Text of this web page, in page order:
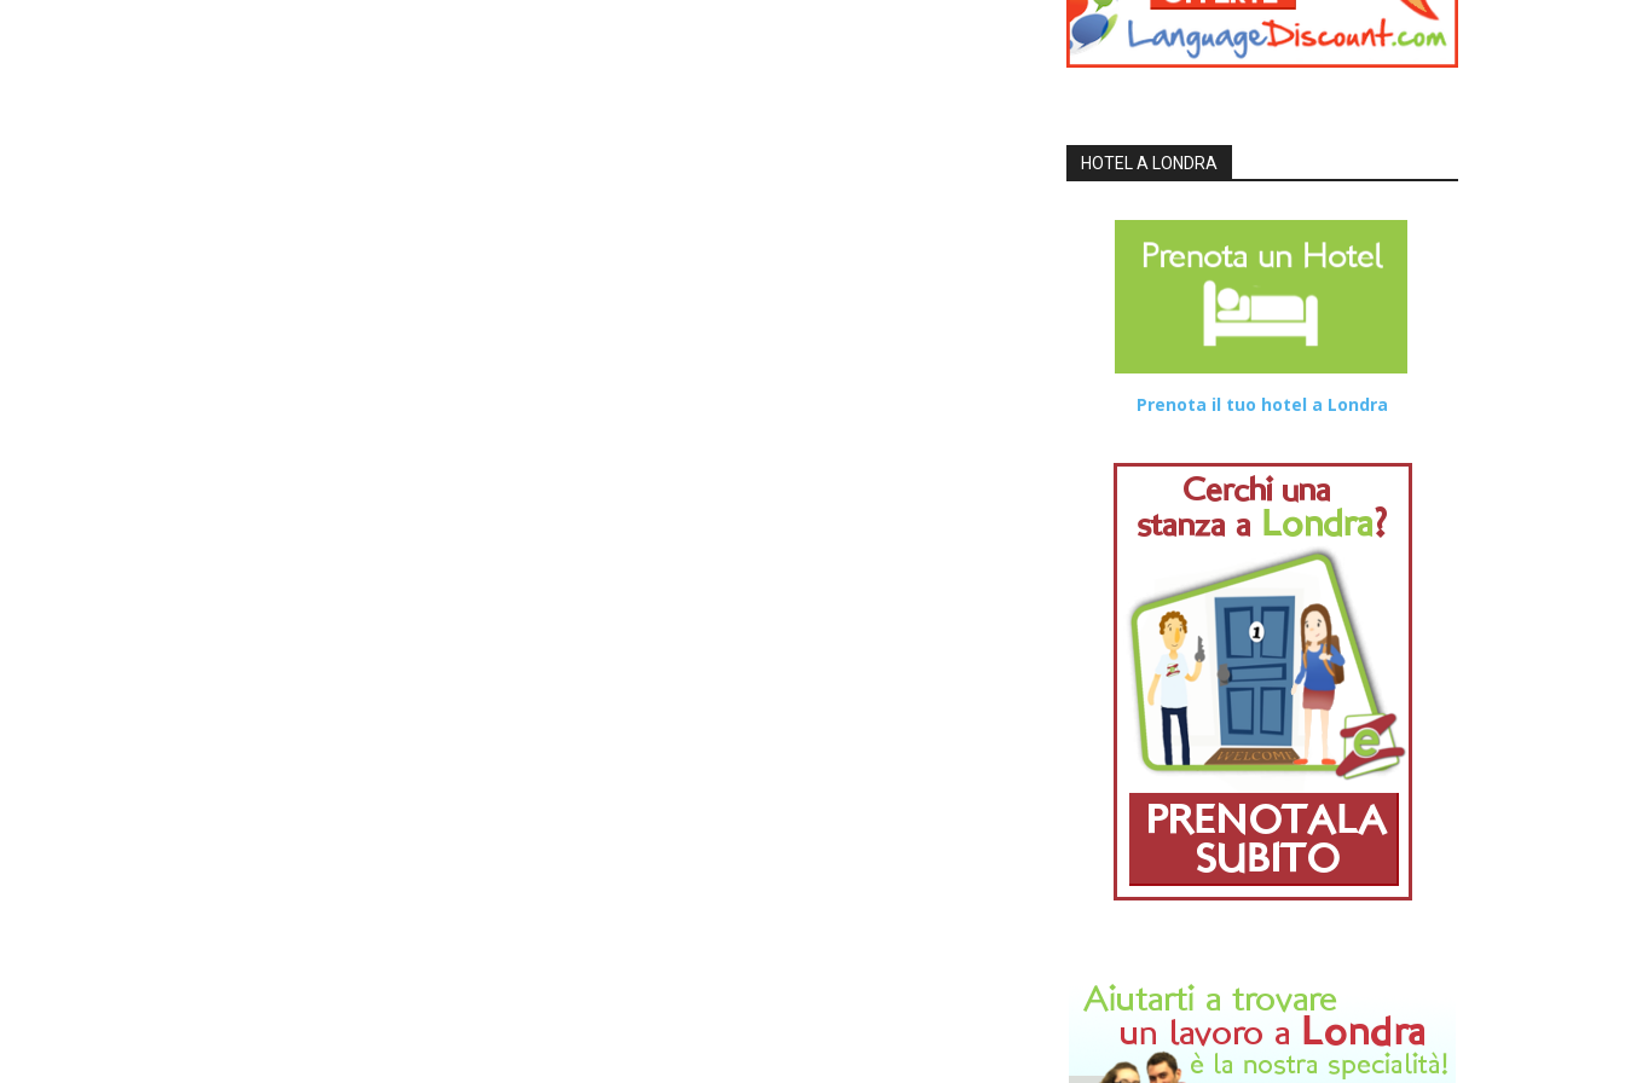
HOTEL A LONDRA
Prenota il tuo hotel a Londra